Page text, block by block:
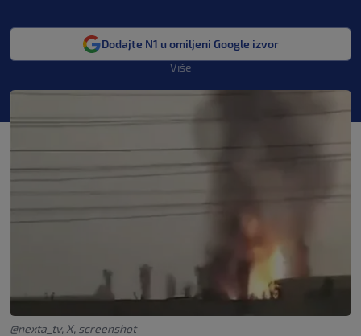
Dodajte N1 u omiljeni Google izvor
Više
@nexta_tv, X, screenshot